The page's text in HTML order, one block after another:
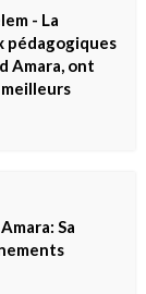
- La
pédagogiques
Amara, ont
Sa